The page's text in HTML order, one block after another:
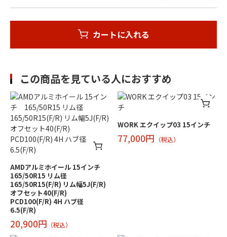
カートに入れる
この商品を見ている人におすすめ
AMDアルミホイール 15インチ
165/50R15 リム径
165/50R15(F/R) リム幅5J(F/R)
オフセット40(F/R)
PCD100(F/R) 4H ハブ径
6.5(F/R)
20,900円 （税込）
WORK エクイップ03 15インチ
77,000円 （税込）